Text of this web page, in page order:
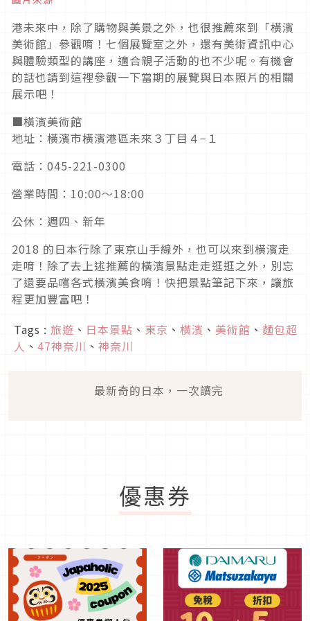
港未來中，除了購物與美景之外，也很推薦來到「橫濱
美術館」參觀唷！七個展覽室之外，還有美術資訊中心
與體驗類型的講座，適合親子活動的也不少呢。有機會
的話也請到這裡參觀一下當期的展覽與日本照片的相關
展示吧！
■橫濱美術館
地址：橫濱市橫濱港區未來３丁目４−１
電話：045-221-0300
營業時間：10:00〜18:00
公休：週四、新年
2018 的日本行除了東京山手線外，也可以來到橫濱走
走唷！除了去上述推薦的橫濱景點走走逛逛之外，別忘
了還要品嚐各式橫濱美食唷！快把景點筆記下來，讓旅
程更加豐富吧！
Tags : 旅遊 、 日本景點 、 東京 、 橫濱 、 美術館 、 麵包超
人 、 47神奈川 、 神奈川
最新奇的日本，一次讀完
優惠券